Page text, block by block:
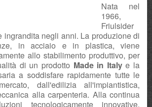
Nata nel
1966,
Friulsider
ingrandita negli anni. La produzione di
in acciaio e in plastica, viene
allo stabilimento produttivo, per
di un prodotto Made in Italye la
a soddisfare rapidamente tutte le
dall'edilizia all'impiantistica,
alla carpenteria. Alla continua
tecnologicamente innovative,